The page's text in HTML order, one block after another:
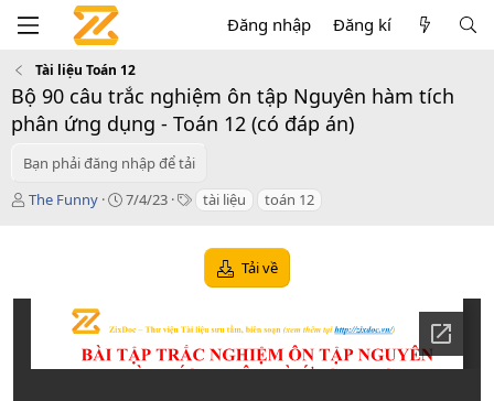
Đăng nhập Đăng kí
Tài liệu Toán 12
Bộ 90 câu trắc nghiệm ôn tập Nguyên hàm tích
phân ứng dụng - Toán 12 (có đáp án)
Bạn phải đăng nhập để tải
T
ả
The Funny
C
n
d
7/4/23
T tài liệu toán 12
Tải về